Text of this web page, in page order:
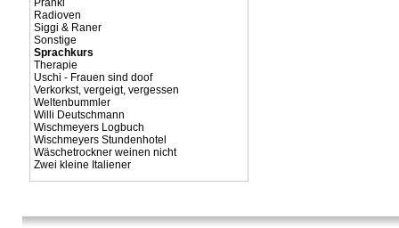
Pränki
Radioven
Siggi & Raner
Sonstige
Sprachkurs
Therapie
Uschi - Frauen sind doof
Verkorkst, vergeigt, vergessen
Weltenbummler
Willi Deutschmann
Wischmeyers Logbuch
Wischmeyers Stundenhotel
Wäschetrockner weinen nicht
Zwei kleine Italiener